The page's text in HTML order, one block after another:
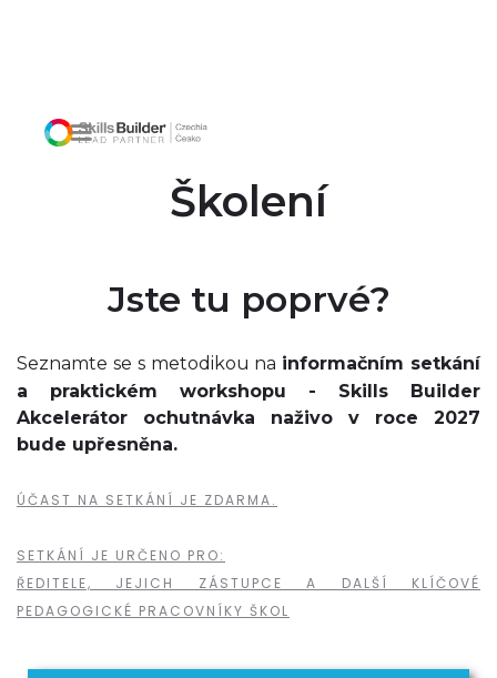
Školení
Jste tu poprvé?
Seznamte se s metodikou na informačním setkání
a praktickém workshopu - Skills Builder
Akcelerátor ochutnávka naživo v roce 2027
bude upřesněna.
ÚČAST NA SETKÁNÍ JE ZDARMA.
SETKÁNÍ JE URČENO PRO:
ŘEDITELE, JEJICH ZÁSTUPCE A DALŠÍ KLÍČOVÉ
PEDAGOGICKÉ PRACOVNÍKY ŠKOL